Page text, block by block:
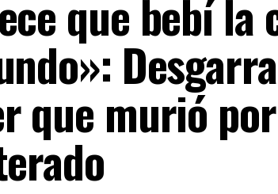
que bebí la
que murió